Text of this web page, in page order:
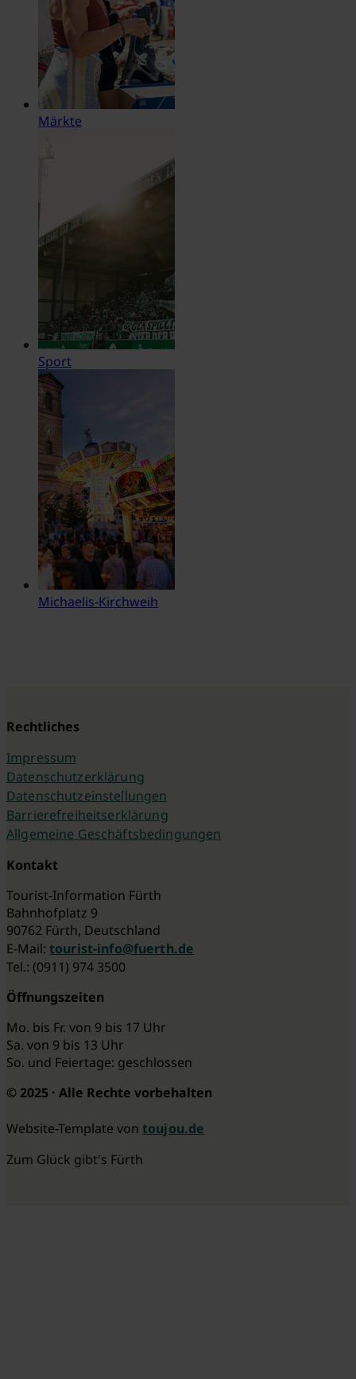
Märkte
Sport
Michaelis-Kirchweih
Rechtliches
Impressum
Datenschutzerklärung
Datenschutzeinstellungen
Barrierefreiheitserklärung
Allgemeine Geschäftsbedingungen
Kontakt
Tourist-Information Fürth
Bahnhofplatz 9
90762 Fürth, Deutschland
E-Mail: tourist-info@fuerth.de
Tel.: (0911) 974 3500
Öffnungszeiten
Mo. bis Fr. von 9 bis 17 Uhr
Sa. von 9 bis 13 Uhr
So. und Feiertage: geschlossen
© 2025 · Alle Rechte vorbehalten
Website-Template von toujou.de
Zum Glück gibt's Fürth